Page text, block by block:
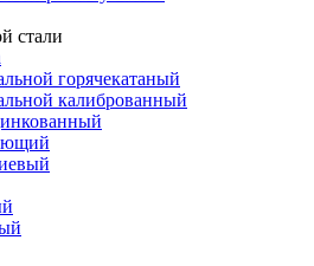
стали
горячекатаный
калиброванный